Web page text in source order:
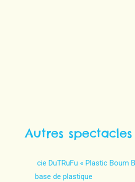
Autres spectacles
cie DuTRuFu « Plastic Boum
base de plastique